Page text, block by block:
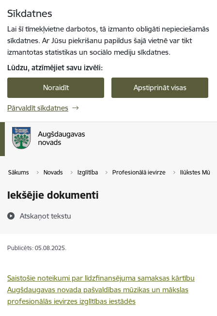
Sīkdatnes
Lai šī tīmekļvietne darbotos, tā izmanto obligāti nepieciešamās
sīkdatnes. Ar Jūsu piekrišanu papildus šajā vietnē var tikt
izmantotas statistikas un sociālo mediju sīkdatnes.
Lūdzu, atzīmējiet savu izvēli:
Noraidīt Apstiprināt visas
Pārvaldīt sīkdatnes
Sākums Novads Izglītība Profesionālā ievirze Ilūkstes
Iekšējie dokumenti
Atskaņot tekstu
Publicēts: 05.08.2025.
Saistošie noteikumi par līdzfinansējuma samaksas kārtību
Augšdaugavas novada pašvaldības mūzikas un mākslas
profesionālās ievirzes izglītības iestādēs